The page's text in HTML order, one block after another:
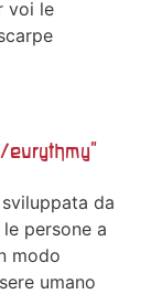
voi le
da
persone a
modo
umano